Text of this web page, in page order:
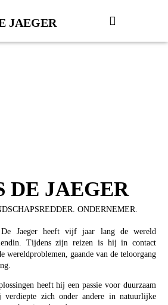
JAEGER
DE JAEGER
ONDERNEMER.
De Jaeger heeft vijf jaar lang de wereld
Tijdens zijn reizen is hij in contact
wereldproblemen, gaande van de teloorgang
heeft hij een passie voor duurzaam
verdiepte zich onder andere in natuurlijke